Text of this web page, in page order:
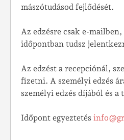
mászótudásod fejlődését.
Az edzésre csak e-
időpontban tudsz
Az edzést a recepciónál,
fizetni. A személyi edzés
személyi edzés díjából és
Időpont egyeztetés